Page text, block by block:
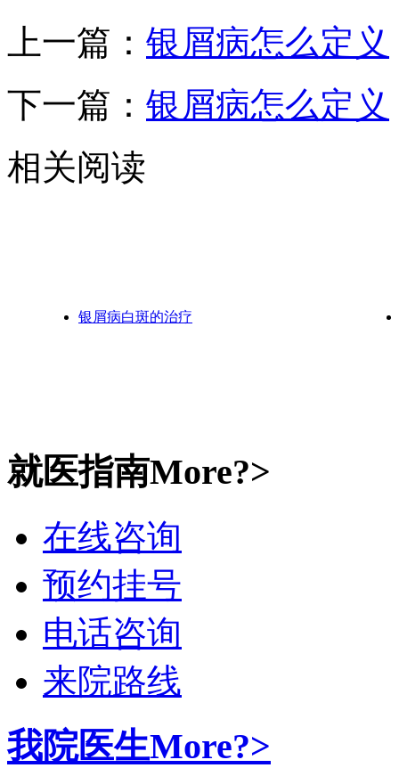
上一篇： 银屑病怎么定义
下一篇： 银屑病怎么定义
相关阅读
银屑病白斑的治疗
就医指南More?>
在线咨询
预约挂号
电话咨询
来院路线
我院医生More?>